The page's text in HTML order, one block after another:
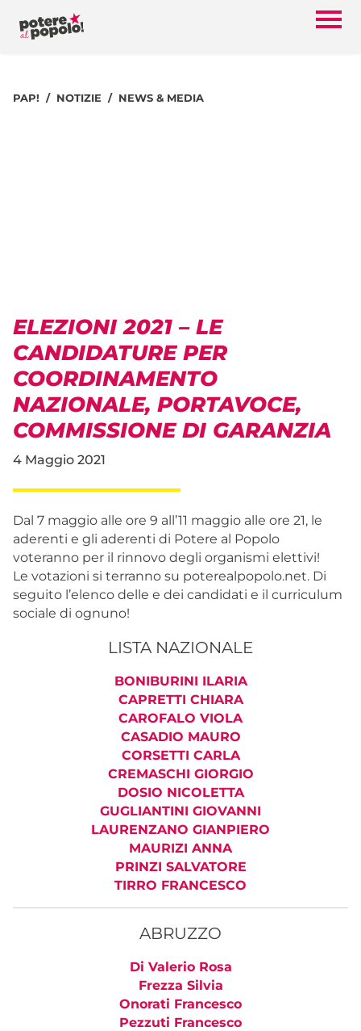
PAP! NOTIZIE NEWS & MEDIA
ELEZIONI 2021 – LE
CANDIDATURE PER
COORDINAMENTO
NAZIONALE, PORTAVOCE,
COMMISSIONE DI GARANZIA
4 Maggio 2021
Dal 7 maggio alle ore 9 all’11 maggio alle ore 21, le
aderenti e gli aderenti di Potere al Popolo
voteranno per il rinnovo degli organismi elettivi!
Le votazioni si terranno su poterealpopolo.net. Di
seguito l’elenco delle e dei candidati e il curriculum
sociale di ognuno!
LISTA NAZIONALE
BONIBURINI ILARIA
CAPRETTI CHIARA
CAROFALO VIOLA
CASADIO MAURO
CORSETTI CARLA
CREMASCHI GIORGIO
DOSIO NICOLETTA
GUGLIANTINI GIOVANNI
LAURENZANO GIANPIERO
MAURIZI ANNA
PRINZI SALVATORE
TIRRO FRANCESCO
ABRUZZO
Di Valerio Rosa
Frezza Silvia
Onorati Francesco
Pezzuti Francesco